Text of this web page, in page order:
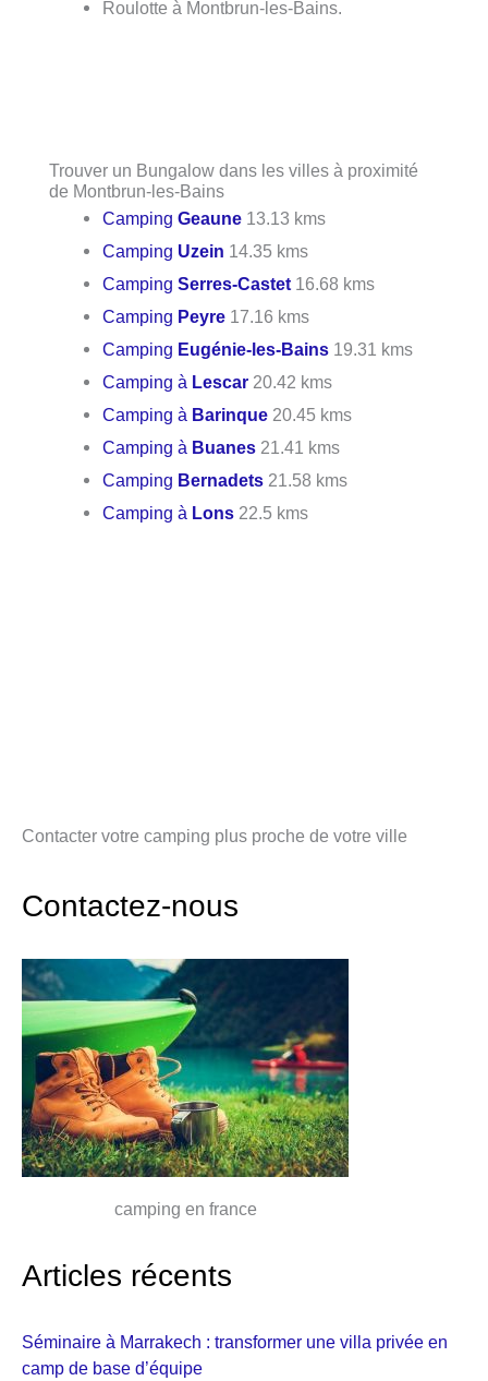
Roulotte à Montbrun-les-Bains.
Trouver un Bungalow dans les villes à proximité
de Montbrun-les-Bains
CampingGeaune 13.13 kms
Camping Uzein 14.35 kms
CampingSerres-Castet 16.68 kms
Camping Peyre 17.16 kms
Camping Eugénie-les-Bains 19.31 kms
Camping à Lescar 20.42 kms
Camping à Barinque 20.45 kms
Camping à Buanes 21.41 kms
Camping Bernadets 21.58 kms
Camping à Lons 22.5 kms
Contacter votre camping plus proche de votre ville
Contactez-nous
camping en france
Articles récents
Séminaire à Marrakech : transformer une villa privée en
camp de base d’équipe